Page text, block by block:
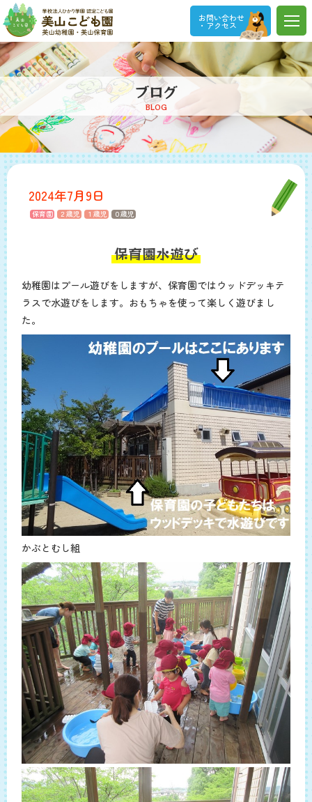
お問い合わせ
・アクセス
ブログ
BLOG
2024年7月9日
保育園 ２歳児 １歳児 ０歳児
保育園水遊び
幼稚園はプール遊びをしますが、保育園ではウッドデッキテ
ラスで水遊びをします。おもちゃを使って楽しく遊びまし
た。
かぶとむし組